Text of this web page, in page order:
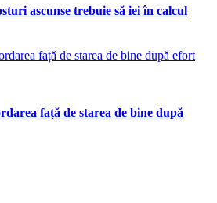
ascunse trebuie să iei în calcul
față de starea de bine după